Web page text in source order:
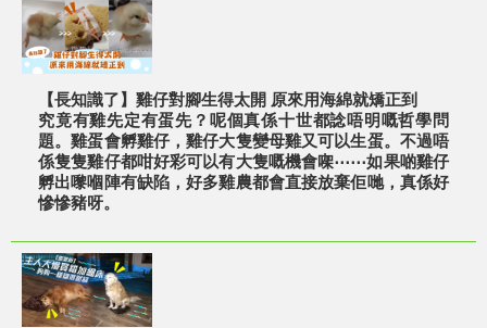
【長知識了】雞仔對腳生得太開 原來用海綿就矯正到
究竟有雞先定有蛋先？呢個真係十世都諗唔明嘅哲學問
題。雞蛋會孵雞仔，雞仔大隻變母雞又可以生蛋。不過唔
係隻隻雞仔都咁好彩可以有大隻嘅機會㗎⋯⋯如果啲雞仔
孵出嚟嗰陣有缺陷，好多雞農都會直接放棄佢哋，真係好
慘慘豬呀。